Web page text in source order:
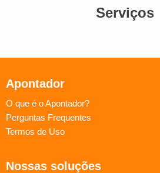
Serviços
Apontador
O que é o Apontador?
Perguntas Frequentes
Termos de Uso
Nossas soluções